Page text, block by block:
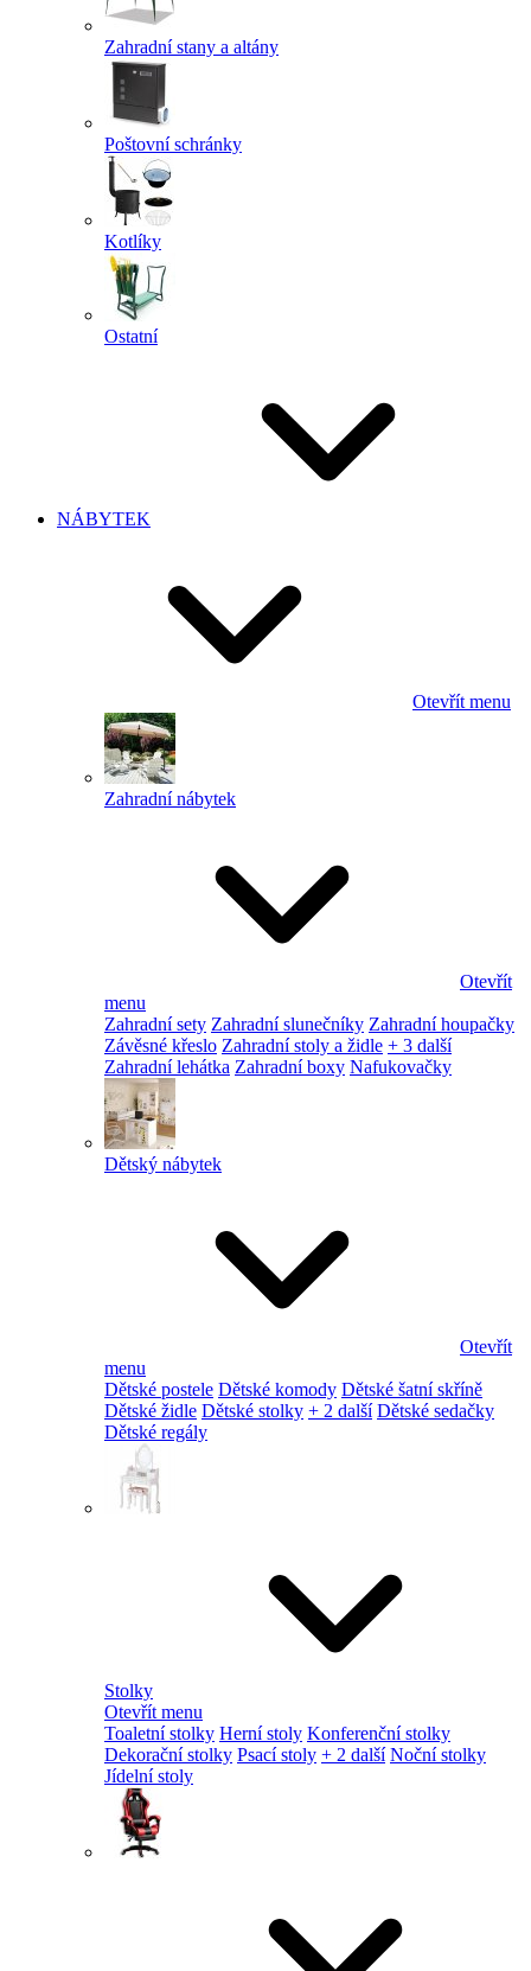
Zahradní stany a altány
Poštovní schránky
Kotlíky
Ostatní
NÁBYTEK
Otevřít menu
Zahradní nábytek
Otevřít
menu
Zahradní sety Zahradní slunečníky Zahradní houpačky
Závěsné křeslo Zahradní stoly a židle + 3 další
Zahradní lehátka Zahradní boxy Nafukovačky
Dětský nábytek
Otevřít
menu
Dětské postele Dětské komody Dětské šatní skříně
Dětské židle Dětské stolky + 2 další Dětské sedačky
Dětské regály
Stolky
Otevřít menu
Toaletní stolky Herní stoly Konferenční stolky
Dekorační stolky Psací stoly + 2 další Noční stolky
Jídelní stoly